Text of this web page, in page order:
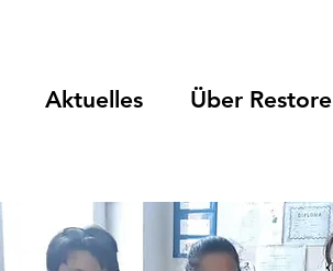
Aktuelles Über Restore